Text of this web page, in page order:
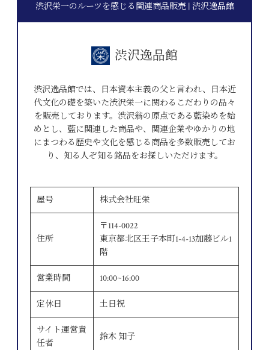
渋沢栄一のルーツを感じる関連商品販売 | 渋沢逸品館
渋沢逸品館
渋沢逸品館では、日本資本主義の父と言われ、日本近
代文化の礎を築いた渋沢栄一に関わるこだわりの品々
を販売しております。渋沢翁の原点である藍染めを始
めとし、藍に関連した商品や、関連企業やゆかりの地
にまつわる歴史や文化を感じる商品を多数販売してお
り、知る人ぞ知る銘品をお探しいただけます。
屋号 株式会社旺栄
住所
〒114-0022
東京都北区王子本町1-4-13加藤ビル1
階
営業時間 10:00~16:00
定休日 土日祝
サイト運営責
任者
鈴木 知子